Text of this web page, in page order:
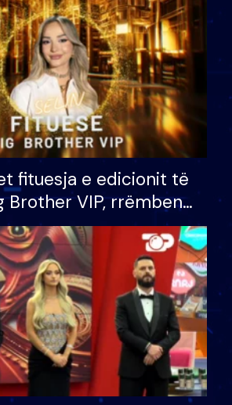
fituesja e edicionit të
Brother VIP, rrëmben
prej 100 mijë eurosh